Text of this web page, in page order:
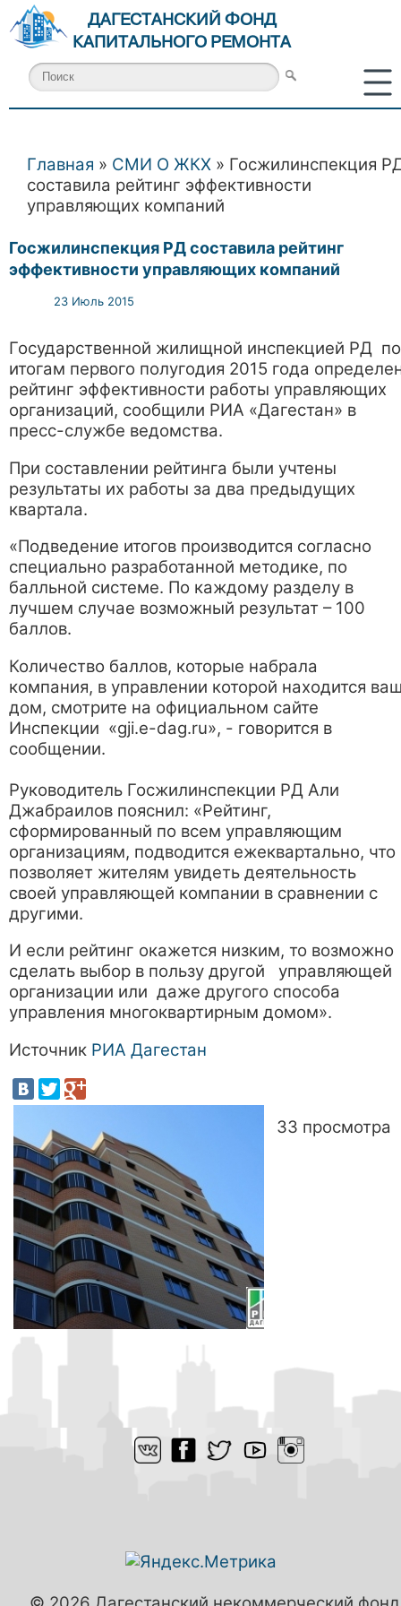
ДАГЕСТАНСКИЙ ФОНД
КАПИТАЛЬНОГО РЕМОНТА
Вы здесь
Главная » СМИ О ЖКХ » Госжилинспекция
составила рейтинг эффективности
управляющих компаний
Госжилинспекция РД составила рейтинг
эффективности управляющих компаний
23 Июль 2015
Государственной жилищной инспекцией РД по
итогам первого полугодия 2015 года
рейтинг эффективности работы управляющих
организаций, сообщили РИА «Дагестан» в
пресс-службе ведомства.
При составлении рейтинга были учтены
результаты их работы за два предыдущих
квартала.
«Подведение итогов производится согласно
специально разработанной методике, по
балльной системе. По каждому разделу в
лучшем случае возможный результат – 100
баллов.
Количество баллов, которые набрала
компания, в управлении которой находится
дом, смотрите на официальном сайте
Инспекции «gji.e-dag.ru», - говорится в
сообщении.
Руководитель Госжилинспекции РД Али
Джабраилов пояснил: «Рейтинг,
сформированный по всем управляющим
организациям, подводится ежеквартально, что
позволяет жителям увидеть деятельность
своей управляющей компании в сравнении с
другими.
И если рейтинг окажется низким, то возможно
сделать выбор в пользу другой управляющей
организации или даже другого способа
управления многоквартирным домом».
Источник РИА Дагестан
33 просмотра